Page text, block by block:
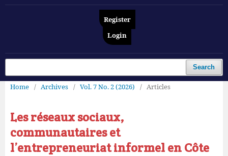
Register
Login
Search
Home / Archives / Vol. 7 No. 2 (2026) / Articles
Les réseaux sociaux,
communautaires et
l’entrepreneuriat informel en Côte